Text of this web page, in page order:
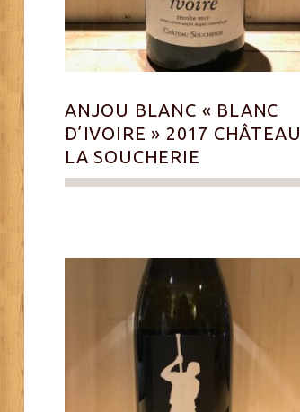
ANJOU BLANC « BLANC
D’IVOIRE » 2017 CHÂTEAU
LA SOUCHERIE